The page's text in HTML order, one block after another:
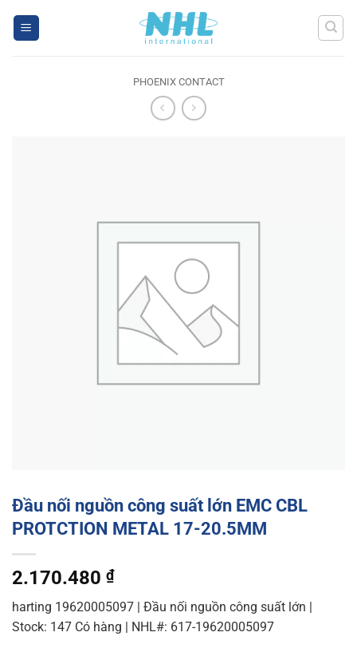
PHOENIX CONTACT
Đầu nối nguồn công suất lớn EMC CBL
PROTCTION METAL 17-20.5MM
2.170.480 ₫
harting 19620005097 | Đầu nối nguồn công suất lớn |
Stock: 147 Có hàng | NHL#: 617-19620005097